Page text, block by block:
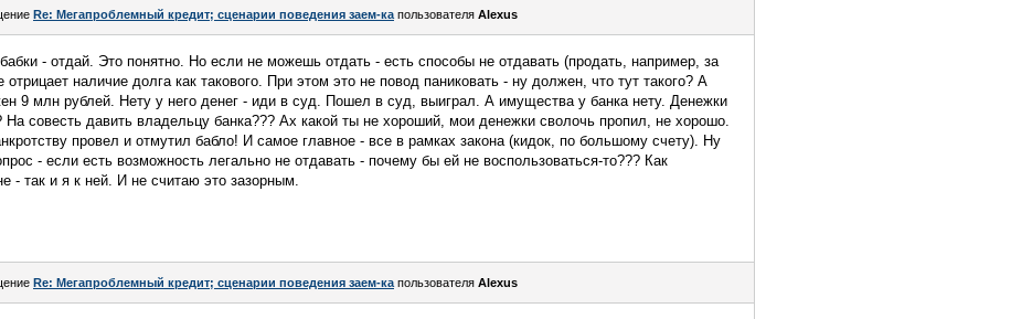
Re: Мегапроблемный кредит; сценарии поведения заем-ка пользователя Alexus
- отдай. Это понятно. Но если не можешь отдать - есть способы не отдавать (продать, например, за
отрицает наличие долга как такового. При этом это не повод паниковать - ну должен, что тут такого? А
9 млн рублей. Нету у него денег - иди в суд. Пошел в суд, выиграл. А имущества у банка нету. Денежки
На совесть давить владельцу банка??? Ах какой ты не хороший, мои денежки сволочь пропил, не хорошо.
провел и отмутил бабло! И самое главное - все в рамках закона (кидок, по большому счету). Ну
- если есть возможность легально не отдавать - почему бы ей не воспользоваться-то??? Как
- так и я к ней. И не считаю это зазорным.
Re: Мегапроблемный кредит; сценарии поведения заем-ка пользователя Alexus